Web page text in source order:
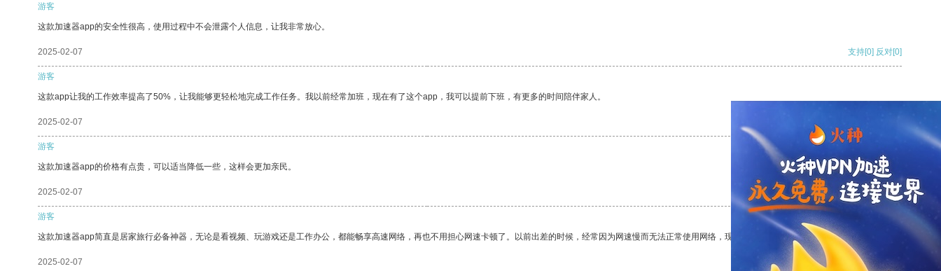
游客
这款加速器app的安全性很高，使用过程中不会泄露个人信息，让我非常放心。
2025-02-07 支持[0] 反对[0]
游客
这款app让我的工作效率提高了50%，让我能够更轻松地完成工作任务。我以前经常加班，现在有了这个app，我可以提前下班，有更多的时间陪伴家人。
2025-02-07
游客
这款加速器app的价格有点贵，可以适当降低一些，这样会更加亲民。
2025-02-07 支持 [0] 反对[0]
游客
这款加速器app简直是居家旅行必备神器，无论是看视频、玩游戏还是工作办公，都能畅享高速网络，再也不用担心网速卡顿了。以前出差的时候，经常因为网速慢而无法正常使用网络，现在有了这个app，我再也不用担心了。
2025-02-07 支持[0] 反对